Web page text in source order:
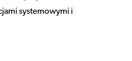
systemowymi i